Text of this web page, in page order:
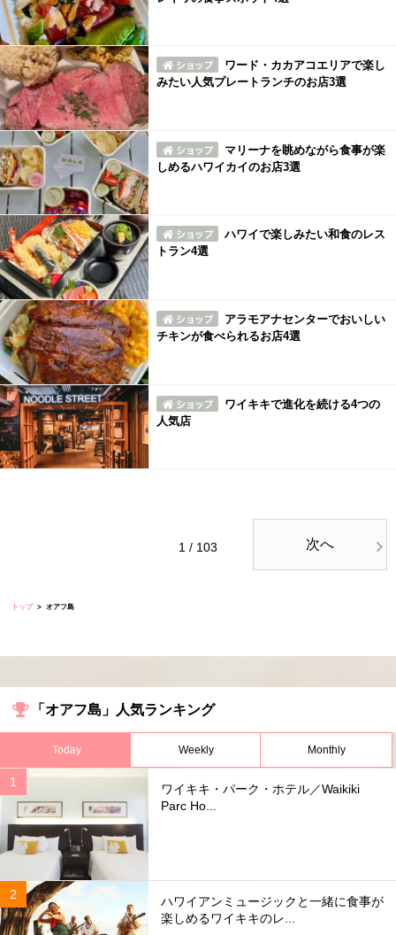
ワード・カカアコエリアで楽し
みたい人気プレートランチのお店3選
マリーナを眺めながら食事が楽
しめるハワイカイのお店3選
ハワイで楽しみたい和食のレス
トラン4選
アラモアナセンターでおいしい
チキンが食べられるお店4選
ワイキキで進化を続ける4つの
人気店
1 / 103 次へ
トップ オアフ島
「オアフ島」人気ランキング
Today Weekly Monthly
ワイキキ・パーク・ホテル／Waikiki
Parc Ho...
ハワイアンミュージックと一緒に食事が
楽しめるワイキキのレ...